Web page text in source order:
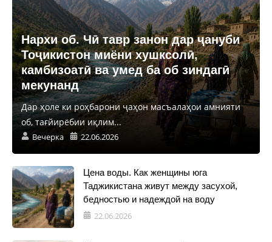
Нархи об. Чӣ тавр занон дар ҷануби
Тоҷикистон миёни хушксолӣ,
камбизоатӣ ва умед ба об зиндагӣ
мекунанд
Дар ҳоле ки роҳбарони ҷаҳон масъалаҳои амнияти
об, тағйирёбии иқлим...
Вечерка 22.06.2026
Цена воды. Как женщины юга
Таджикистана живут между засухой,
бедностью и надеждой на воду
22.06.2026